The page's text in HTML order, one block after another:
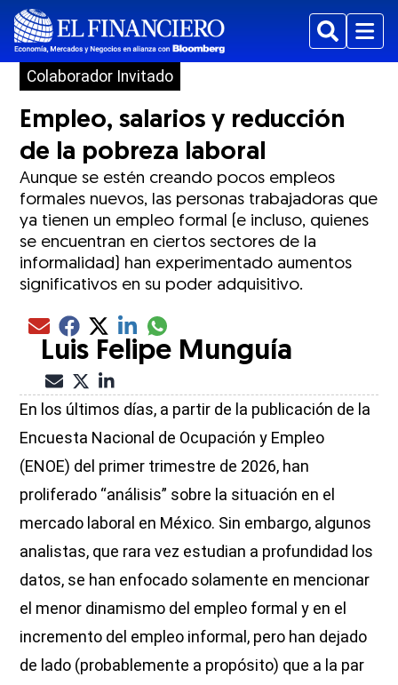
BuscarMenu
Colaborador Invitado
Empleo, salarios y reducción
de la pobreza laboral
Aunque se estén creando pocos empleos
formales nuevos, las personas trabajadoras que
ya tienen un empleo formal (e incluso, quienes
se encuentran en ciertos sectores de la
informalidad) han experimentado aumentos
significativos en su poder adquisitivo.
Compartir el artículo actual mediante Email
Compartir el artículo actual mediante Facebook
Compartir el artículo actual mediante Twitter
Compartir el artículo actual mediante LinkedIn
Compartir el artículo actual mediante
Luis Felipe Munguía
En los últimos días, a partir de la publicación de la
Encuesta Nacional de Ocupación y Empleo
(ENOE) del primer trimestre de 2026, han
proliferado “análisis” sobre la situación en el
mercado laboral en México. Sin embargo, algunos
analistas, que rara vez estudian a profundidad los
datos, se han enfocado solamente en mencionar
el menor dinamismo del empleo formal y en el
incremento del empleo informal, pero han dejado
de lado (probablemente a propósito) que a la par